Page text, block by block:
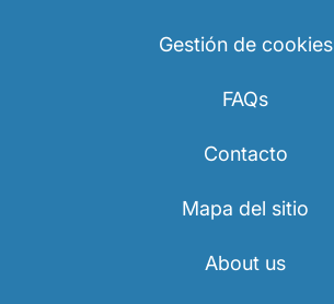
Gestión de cookies
FAQs
Contacto
Mapa del sitio
About us